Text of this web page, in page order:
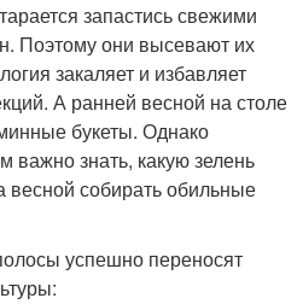
запастись свежими
Поэтому они высевают их
закаляет и избавляет
А ранней весной на столе
букеты. Однако
знать, какую зелень
весной собирать обильные
успешно переносят